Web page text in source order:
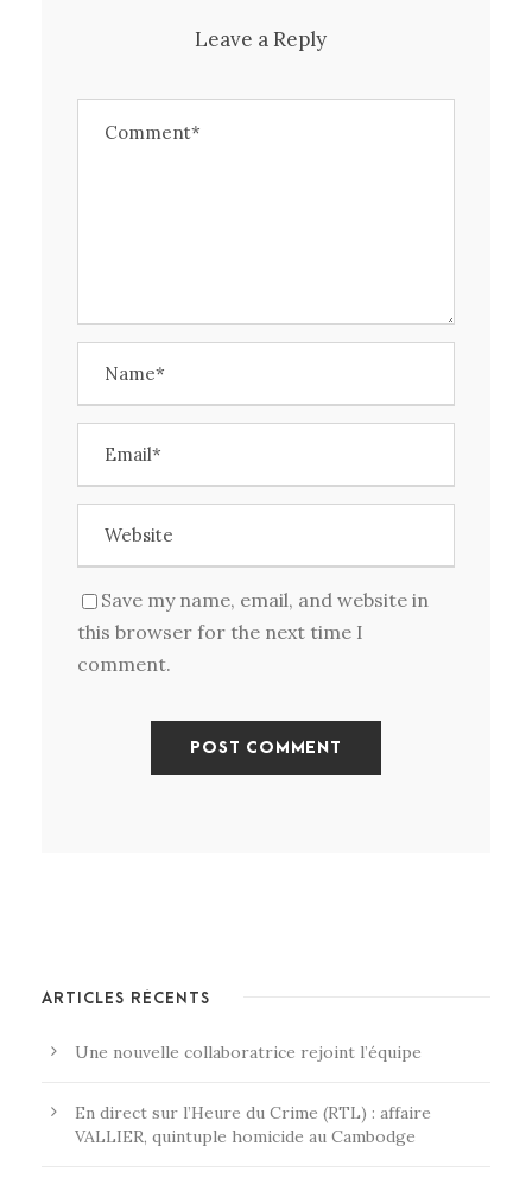
Leave a Reply
Save my name, email, and website in
this browser for the next time I
comment.
ARTICLES RÉCENTS
Une nouvelle collaboratrice rejoint l’équipe
En direct sur l’Heure du Crime (RTL) : affaire
VALLIER, quintuple homicide au Cambodge